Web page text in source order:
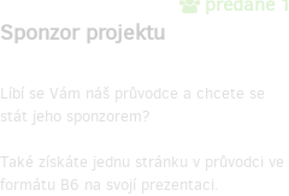
Sponzor projektu
Líbí se Vám náš průvodce a chcete se
stát jeho sponzorem?
Také získáte jednu stránku v průvodci ve
formátu B6 na svojí prezentaci.